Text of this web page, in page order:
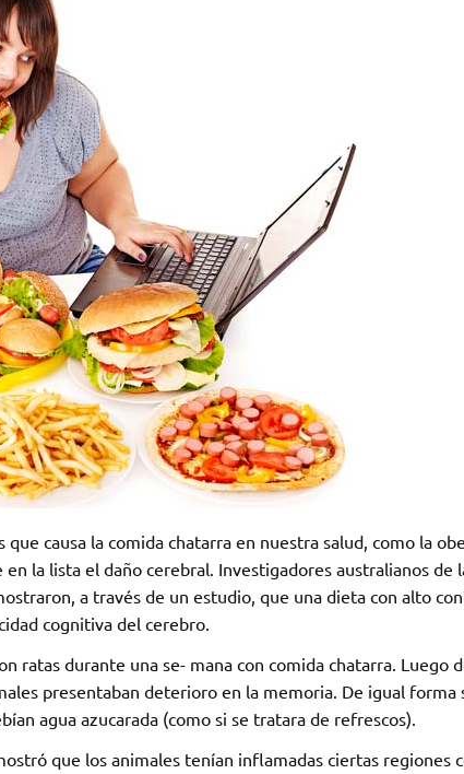
causa la comida chatarra en nuestra salud, como la
la lista el daño cerebral. Investigadores australianos de
a través de un estudio, que una dieta con alto
cognitiva del cerebro.
ratas durante una se- mana con comida chatarra. Luego
presentaban deterioro en la memoria. De igual forma
agua azucarada (como si se tratara de refrescos).
que los animales tenían inflamadas ciertas regiones